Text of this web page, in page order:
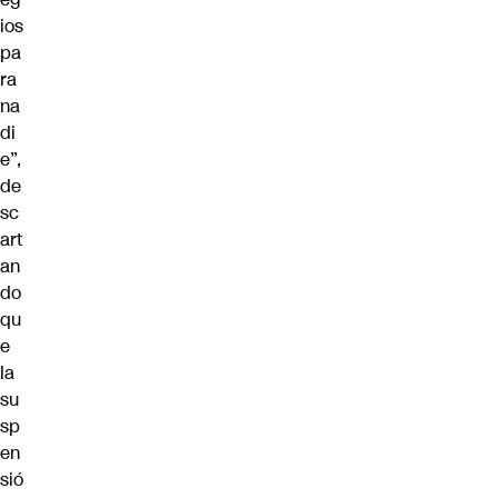
ios
pa
ra
na
di
e”,
de
sc
art
an
do
qu
e
la
su
sp
en
sió